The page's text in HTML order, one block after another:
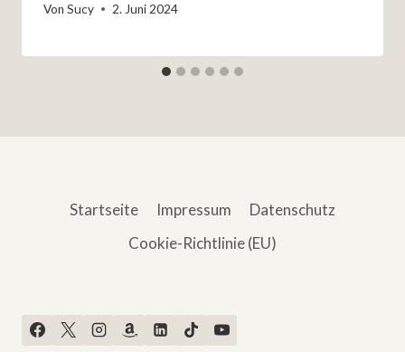
Von Sucy 2. Juni 2024
Startseite Impressum
Datenschutz
Cookie-Richtlinie (EU)